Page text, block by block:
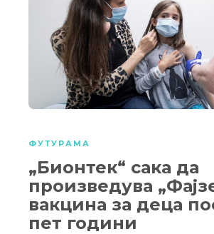
ФУТУРАМА
„Бионтек“ сака да
произведува
вакцина за деца
пет години